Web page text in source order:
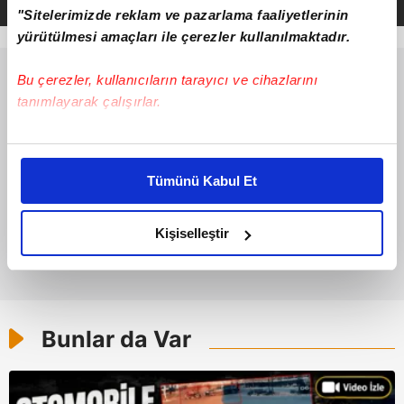
"Sitelerimizde reklam ve pazarlama faaliyetlerinin
yürütülmesi amaçları ile çerezler kullanılmaktadır.
Bu çerezler, kullanıcıların tarayıcı ve cihazlarını
tanımlayarak çalışırlar.
Bu çerezlere izin vermeniz halinde sizlere özel
daha iyi reklam deneyimi yaşatabiliriz. Bunu yaparken
amacımızın size daha iyi bir reklam deneyimi sunmak
olduğunu ve sizlere en iyi içerikleri sunabilmek adına
elimizden gelen çabayı gösterdiğimizi ve bu noktada,
reklamların maliyetlerimizi karşılamak noktasında tek gelir
Her halükârda, kullanıcılar, bu çerezlere izin vermedikleri
gösterilmeyecektir."
Tümünü Kabul Et
Kişiselleştir
Bunlar da Var